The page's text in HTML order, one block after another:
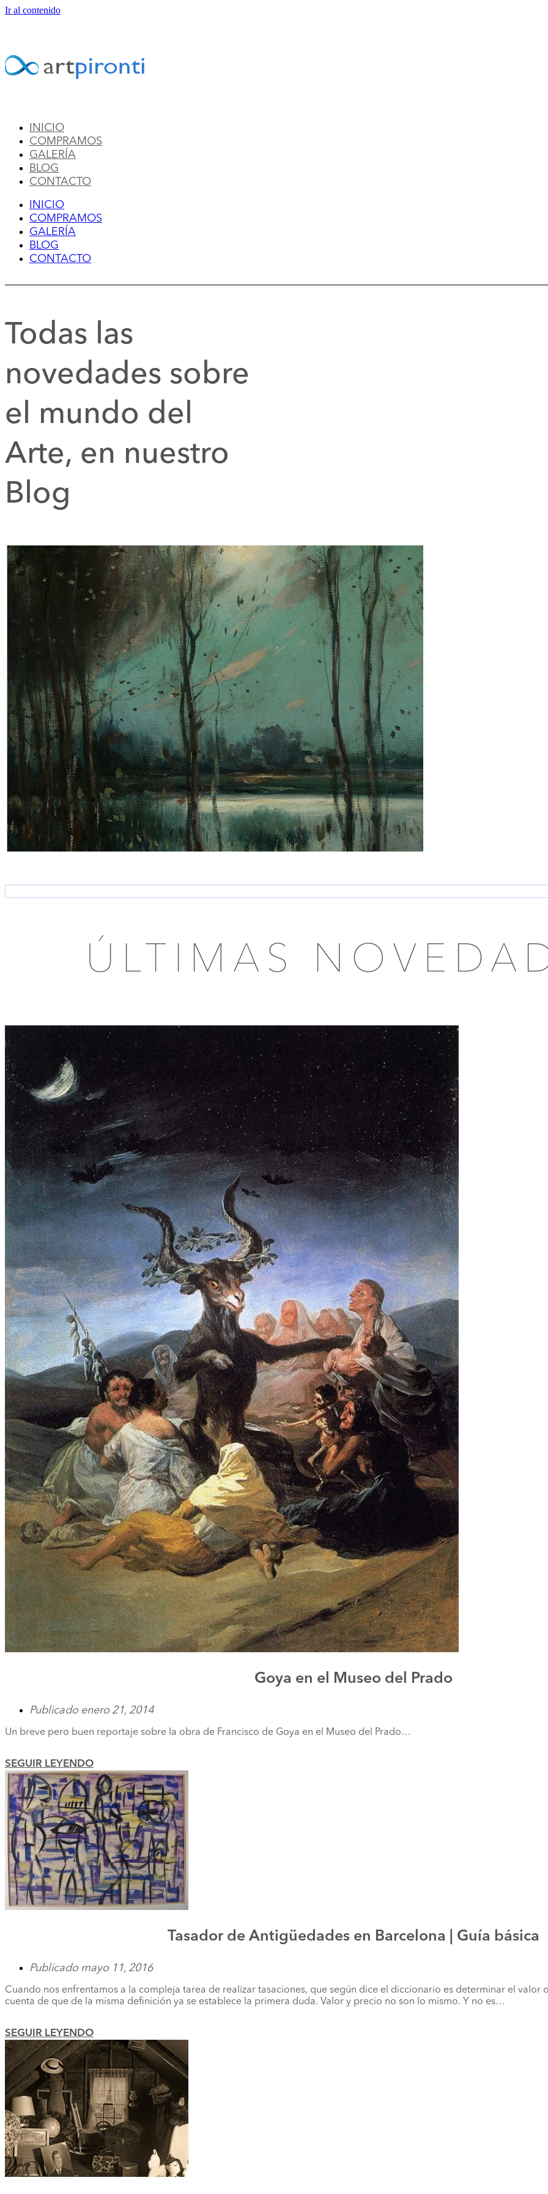
Ir al contenido
INICIO
COMPRAMOS
GALERÍA
BLOG
CONTACTO
INICIO
COMPRAMOS
GALERÍA
BLOG
CONTACTO
Todas las
novedades sobre
el mundo del
Arte, en nuestro
Blog
ÚLTIMAS
Goya en el Museo del Prado
Publicado enero 21, 2014
Un breve pero buen reportaje sobre la obra de Francisco de Goya en el Museo del Prado…
SEGUIR LEYENDO
Tasador de Antigüedades en Barcelona | Guía básica
Publicado mayo 11, 2016
Cuando nos enfrentamos a la compleja tarea de realizar tasaciones, que según dice el diccionario es determinar el valor
cuenta de que de la misma definición ya se establece la primera duda. Valor y precio no son lo mismo. Y no es…
SEGUIR LEYENDO